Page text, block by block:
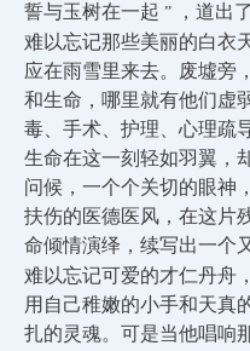
誓与玉树在一起 ”
，道出
难以忘记那些美丽的白衣
应在雨雪里来去。废墟旁
和生命，哪里就有他们虚
毒、手术、护理、心理疏
生命在这一刻轻如羽翼，
问候，一个个关切的眼神
扶伤的医德医风，在这片
命倾情演绎，续写出一个
难以忘记可爱的才仁丹舟
用自己稚嫩的小手和天真
扎的灵魂。可是当他唱响